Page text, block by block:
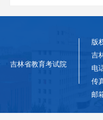
吉林省教育考试院
版
吉
电
传
邮